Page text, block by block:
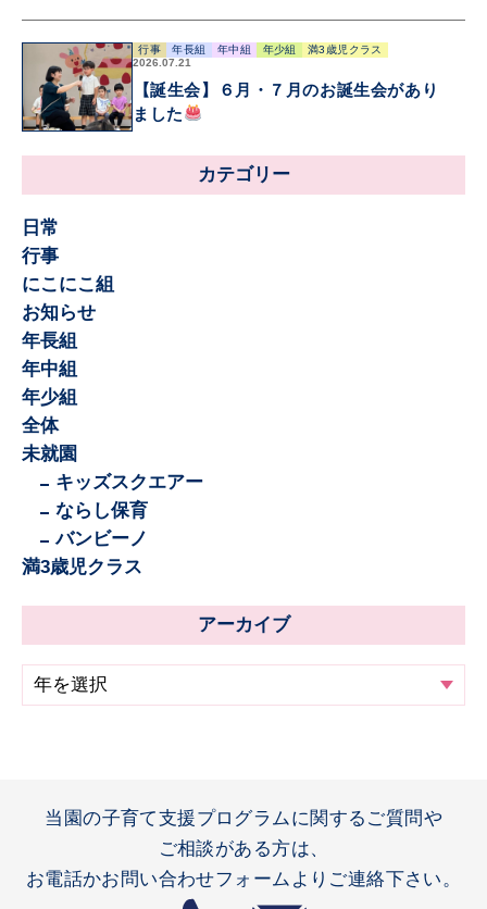
行事 年長組 年中組 年少組
満3歳児クラス
2026.07.21
【誕生会】６月・７月のお誕生会があり
ました
カテゴリー
日常
行事
にこにこ組
お知らせ
年長組
年中組
年少組
全体
未就園
キッズスクエアー
ならし保育
バンビーノ
満3歳児クラス
アーカイブ
当園の子育て支援プログラムに関するご質問や
ご相談がある方は、
お電話かお問い合わせフォームよりご連絡下さい。